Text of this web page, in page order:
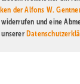
Gestalter
der Alfons W.
und eine